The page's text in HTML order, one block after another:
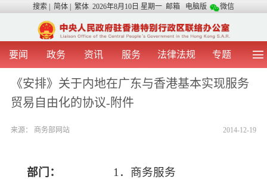
搜索 简体 繁体 2026年8月10日 星期一 邮箱 电脑版 微信
要闻 政务 资讯 服务 法律法规 专题
首 页 图 片 视 频 中央声音
我办动态 两地交流
办证指引
《安排》关于内地在广东与香港基本实现服务
贸易自由化的协议-附件
2014-12-19
来源： 商务部网站
部门： 1 ．商务服务